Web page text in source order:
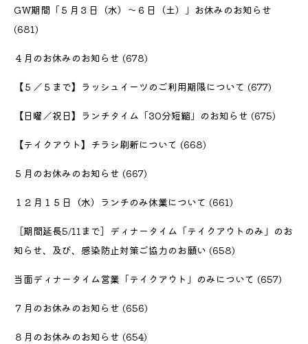
GW期間「５月３日（水）〜６日（土）」お休みのお知らせ
(681)
４月のお休みのお知らせ (678)
【５／５まで】ラッシュイーツのご利用期限について (677)
【日曜／祝日】ランチタイム「30分短縮」のお知らせ (675)
【テイクアウト】チラシ刷新について (668)
５月のお休みのお知らせ (667)
１２月１５日（水）ランチのみ休業について (661)
［期間延長5/11まで］ディナータイム「テイクアウトのみ」のお
知らせ、及び、感染防止対策ご協力のお願い (658)
当面ディナータイム営業「テイクアウト」のみについて (657)
７月のお休みのお知らせ (656)
８月のお休みのお知らせ (654)